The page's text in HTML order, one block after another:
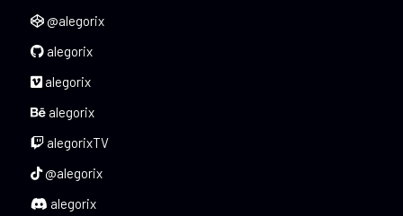
@alegorix
alegorix
alegorix
alegorix
alegorixTV
@alegorix
alegorix